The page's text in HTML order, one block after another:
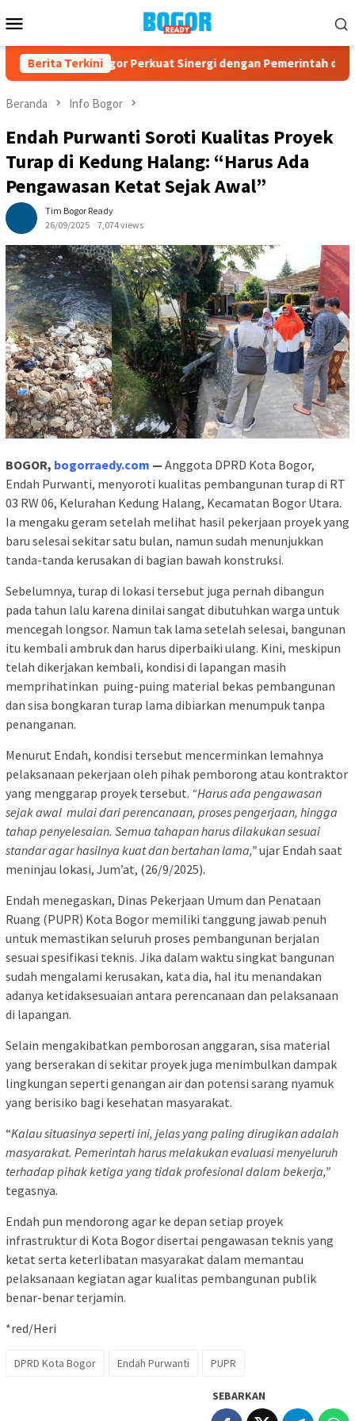
ke
Mobile
Berita Terkini
Kota Bogor Perkuat Sinergi dengan Pemerintah dan
Beranda Info Bogor
Endah Purwanti Soroti Kualitas Proyek
Turap di Kedung Halang: “Harus Ada
Pengawasan Ketat Sejak Awal”
Tim Bogor Ready
26/09/2025
7,074 views
BOGOR, bogorraedy.com — Anggota DPRD Kota Bogor,
Endah Purwanti, menyoroti kualitas pembangunan turap di RT
03 RW 06, Kelurahan Kedung Halang, Kecamatan Bogor Utara.
Ia mengaku geram setelah melihat hasil pekerjaan proyek yang
baru selesai sekitar satu bulan, namun sudah menunjukkan
tanda-tanda kerusakan di bagian bawah konstruksi.
Sebelumnya, turap di lokasi tersebut juga pernah dibangun
pada tahun lalu karena dinilai sangat dibutuhkan warga untuk
mencegah longsor. Namun tak lama setelah selesai, bangunan
itu kembali ambruk dan harus diperbaiki ulang. Kini, meskipun
telah dikerjakan kembali, kondisi di lapangan masih
memprihatinkan puing-puing material bekas pembangunan
dan sisa bongkaran turap lama dibiarkan menumpuk tanpa
penanganan.
Menurut Endah, kondisi tersebut mencerminkan lemahnya
pelaksanaan pekerjaan oleh pihak pemborong atau kontraktor
yang menggarap proyek tersebut. “Harus ada pengawasan
sejak awal mulai dari perencanaan, proses pengerjaan, hingga
tahap penyelesaian. Semua tahapan harus dilakukan sesuai
standar agar hasilnya kuat dan bertahan lama,”ujar Endah saat
meninjau lokasi, Jum’at, (26/9/2025).
Endah menegaskan, Dinas Pekerjaan Umum dan Penataan
Ruang (PUPR) Kota Bogor memiliki tanggung jawab penuh
untuk memastikan seluruh proses pembangunan berjalan
sesuai spesifikasi teknis. Jika dalam waktu singkat bangunan
sudah mengalami kerusakan, kata dia, hal itu menandakan
adanya ketidaksesuaian antara perencanaan dan pelaksanaan
di lapangan.
Selain mengakibatkan pemborosan anggaran, sisa material
yang berserakan di sekitar proyek juga menimbulkan dampak
lingkungan seperti genangan air dan potensi sarang nyamuk
yang berisiko bagi kesehatan masyarakat.
“Kalau situasinya seperti ini, jelas yang paling dirugikan adalah
masyarakat. Pemerintah harus melakukan evaluasi menyeluruh
terhadap pihak ketiga yang tidak profesional dalam bekerja,”
tegasnya.
Endah pun mendorong agar ke depan setiap proyek
infrastruktur di Kota Bogor disertai pengawasan teknis yang
ketat serta keterlibatan masyarakat dalam memantau
pelaksanaan kegiatan agar kualitas pembangunan publik
benar-benar terjamin.
*red/Heri
DPRD Kota Bogor Endah Purwanti PUPR
SEBARKAN